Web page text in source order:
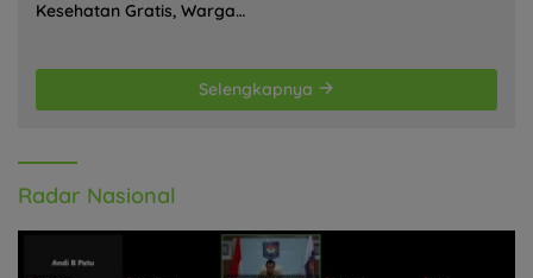
Kesehatan Gratis, Warga
Selengkapnya
Radar Nasional